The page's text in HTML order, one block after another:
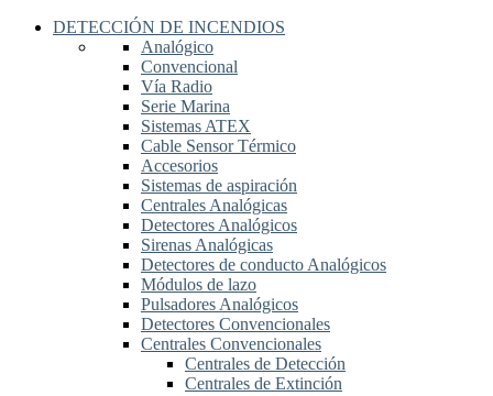
DETECCIÓN DE INCENDIOS
Analógico
Convencional
Vía Radio
Serie Marina
Sistemas ATEX
Cable Sensor Térmico
Accesorios
Sistemas de aspiración
Centrales Analógicas
Detectores Analógicos
Sirenas Analógicas
Detectores de conducto Analógicos
Módulos de lazo
Pulsadores Analógicos
Detectores Convencionales
Centrales Convencionales
Centrales de Detección
Centrales de Extinción